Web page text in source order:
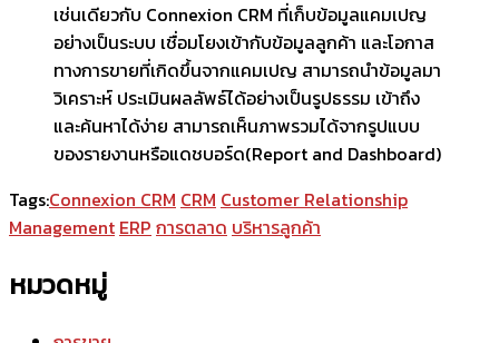
เช่นเดียวกับ Connexion CRM ที่เก็บข้อมูลแคมเปญ
อย่างเป็นระบบ เชื่อมโยงเข้ากับข้อมูลลูกค้า และโอกาส
ทางการขายที่เกิดขึ้นจากแคมเปญ สามารถนำข้อมูลมา
วิเคราะห์ ประเมินผลลัพธ์ได้อย่างเป็นรูปธรรม เข้าถึง
และค้นหาได้ง่าย สามารถเห็นภาพรวมได้จากรูปแบบ
ของรายงานหรือแดชบอร์ด(Report and Dashboard)
Tags:Connexion CRM CRM Customer Relationship
Management ERP การตลาด บริหารลูกค้า
หมวดหมู่